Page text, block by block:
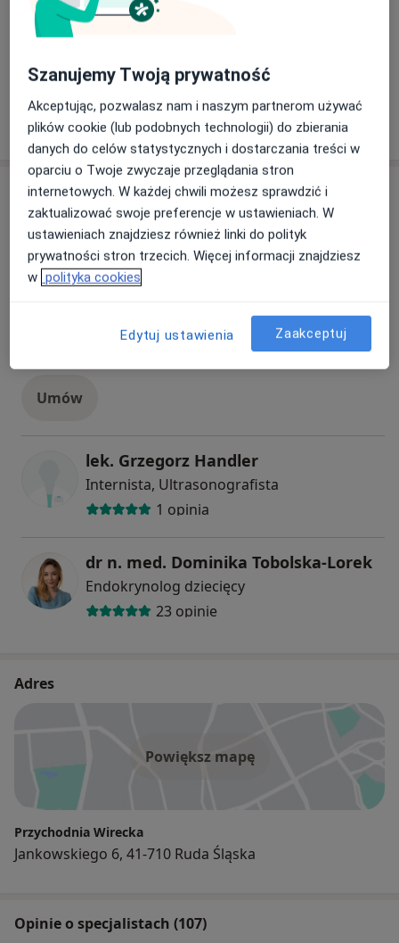
Umów
W jaki sposób ustalane są ceny?
Specjaliści
Wszystkie
dr n. med. Karolina Skrzyńska
Endokrynolog dziecięcy
Popularny
Umów
lek. Grzegorz Handler
Internista, Ultrasonografista
1 opinia
dr n. med. Dominika Tobolska-Lorek
Endokrynolog dziecięcy
23 opinie
Adres
Powiększ mapę
Przychodnia Wirecka
Jankowskiego 6, 41-710 Ruda Śląska
Opinie o specjalistach (107)
Szanujemy Twoją prywatność
Akceptując, pozwalasz nam i naszym partnerom używać
plików cookie (lub podobnych technologii) do zbierania
danych do celów statystycznych i dostarczania treści w
oparciu o Twoje zwyczaje przeglądania stron
internetowych. W każdej chwili możesz sprawdzić i
zaktualizować swoje preferencje w ustawieniach. W
ustawieniach znajdziesz również linki do polityk
prywatności stron trzecich. Więcej informacji znajdziesz
w polityka cookies
Edytuj ustawienia Zaakceptuj